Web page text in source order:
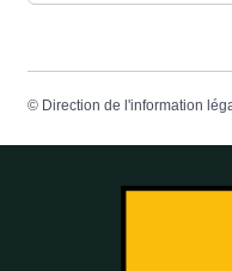
© Direction de l'information